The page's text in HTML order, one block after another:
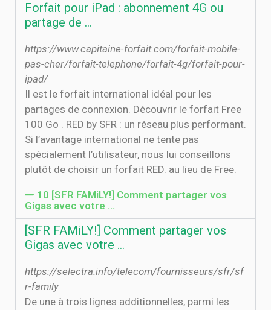
Forfait pour iPad : abonnement 4G ou
partage de …
https://www.capitaine-forfait.com/forfait-mobile-
pas-cher/forfait-telephone/forfait-4g/forfait-pour-
ipad/
Il est le forfait international idéal pour les
partages de connexion. Découvrir le forfait Free
100 Go . RED by SFR : un réseau plus performant.
Si l’avantage international ne tente pas
spécialement l’utilisateur, nous lui conseillons
plutôt de choisir un forfait RED. au lieu de Free.
10 [SFR FAMiLY!] Comment partager vos
Gigas avec votre …
[SFR FAMiLY!] Comment partager vos
Gigas avec votre …
https://selectra.info/telecom/fournisseurs/sfr/sf
r-family
De une à trois lignes additionnelles, parmi les